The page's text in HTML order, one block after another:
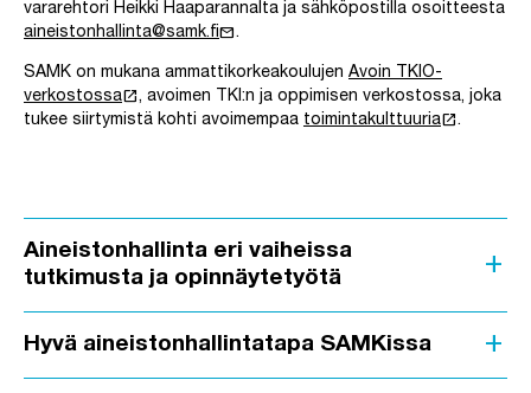
vararehtori Heikki Haaparannalta ja sähköpostilla osoitteesta
aineistonhallinta@samk.fimail.
SAMK on mukana ammattikorkeakoulujen Avoin TKIO-
verkostossalaunch, avoimen TKI:n ja oppimisen verkostossa, joka
tukee siirtymistä kohti avoimempaa toimintakulttuurialaunch.
Aineistonhallinta eri vaiheissa
tutkimusta ja opinnäytetyötä
add
Hyvä aineistonhallintatapa SAMKissa add